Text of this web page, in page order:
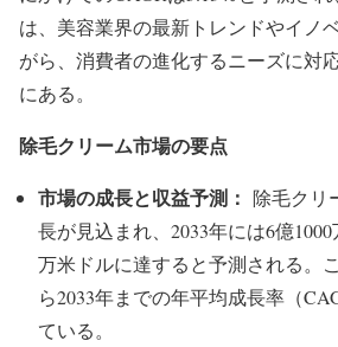
は、美容業界の最新トレンドやイノ
がら、消費者の進化するニーズに対
にある。
除毛クリーム市場の要点
市場の成長と収益予測： 除毛クリ
長が見込まれ、2033年には6億
万米ドルに達すると予測される。
ら2033年までの年平均成長率（
ている。